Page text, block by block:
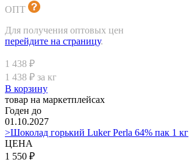
ОПТ
Для получения оптовых цен
перейдите на страницу.
1 438 ₽
1 438 ₽ за кг
В корзину
товар на маркетплейсах
Годен до
01.10.2027
>Шоколад горький Luker Perla 64% пак 1 кг
ЦЕНА
1 550 ₽